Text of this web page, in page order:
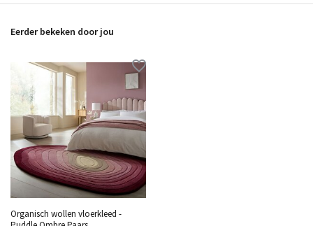
Eerder bekeken door jou
Organisch wollen vloerkleed -